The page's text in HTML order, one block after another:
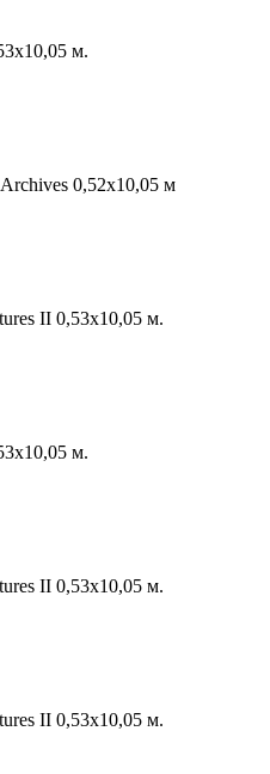
м.
0,52x10,05 м
II 0,53х10,05 м.
м.
II 0,53х10,05 м.
II 0,53х10,05 м.